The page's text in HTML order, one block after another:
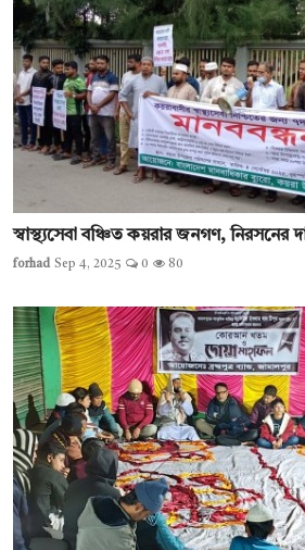
স্বাস্থ্যসেবা বঞ্চিত কয়রার জনগণ, নিরসনের
forhad Sep 4, 2025 0 80